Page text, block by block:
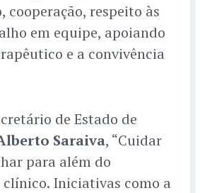
cooperação, respeito às
em equipe, apoiando
e a convivência
de Estado de
Saraiva, “Cuidar
para além do
Iniciativas como a